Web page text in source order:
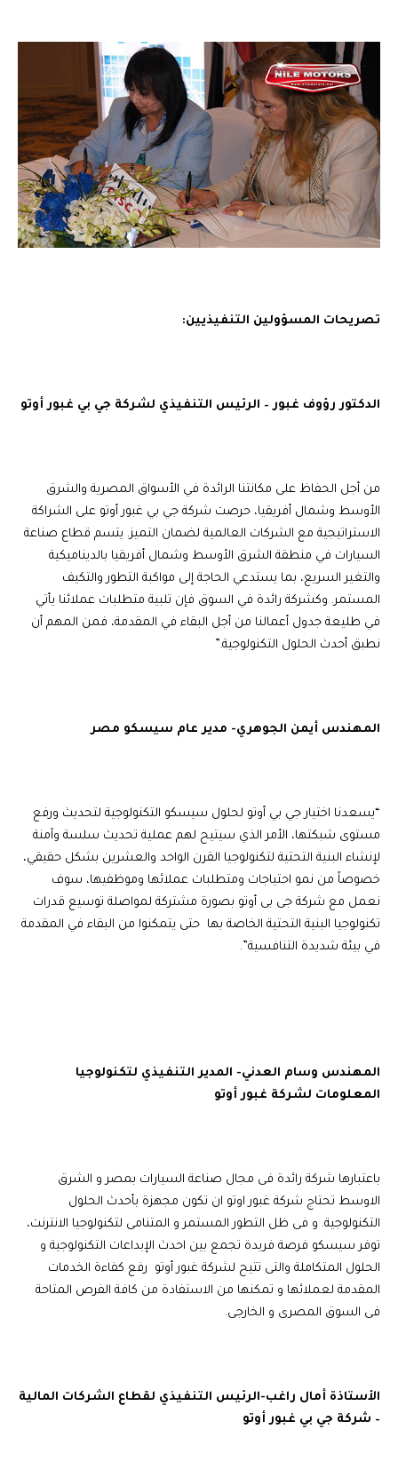
تصريحات المسؤولين التنفيذيين:
الدكتور رؤوف غبور – الرئيس التنفيذي لشركة جي بي غبور أوتو
من أجل الحفاظ على مكانتنا الرائدة في الأسواق المصرية والشرق
الأوسط وشمال أفريقيا، حرصت شركة جي بي غبور أوتو على الشراكة
الاستراتيجية مع الشركات العالمية لضمان التميز. يتسم قطاع صناعة
السيارات في منطقة الشرق الأوسط وشمال أفريقيا بالديناميكية
والتغير السريع، بما يستدعي الحاجة إلى مواكبة التطور والتكيف
المستمر. وكشركة رائدة في السوق فإن تلبية متطلبات عملائنا يأتي
في طليعة جدول أعمالنا من أجل البقاء في المقدمة، فمن المهم أن
نطبق أحدث الحلول التكنولوجية.”
المهندس أيمن الجوهري- مدير عام سيسكو مصر
“يسعدنا اختيار جي بي أوتو لحلول سيسكو التكنولوجية لتحديث ورفع
مستوى شبكتها، الأمر الذي سيتيح لهم عملية تحديث سلسة وآمنة
لإنشاء البنية التحتية لتكنولوجيا القرن الواحد والعشرين بشكل حقيقي،
خصوصاً من نمو احتياجات ومتطلبات عملائها وموظفيها، سوف
نعمل مع شركة جى بى أوتو بصورة مشتركة لمواصلة توسيع قدرات
تكنولوجيا البنية التحتية الخاصة بها حتى يتمكنوا من البقاء في المقدمة
في بيئة شديدة التنافسية”.
المهندس وسام العدني- المدير التنفيذي لتكنولوجيا
المعلومات لشركة غبور أوتو
باعتبارها شركة رائدة فى مجال صناعة السيارات بمصر و الشرق
الاوسط تحتاج شركة غبور اوتو ان تكون مجهزة بأحدث الحلول
التكنولوجية. و فى ظل التطور المستمر و المتنامى لتكنولوجيا الانترنت،
توفر سيسكو فرصة فريدة تجمع بين احدث الإبداعات التكنولوجية و
الحلول المتكاملة والتى تتيح لشركة غبور أوتو رفع كفاءة الخدمات
المقدمة لعملائها و تمكنها من الاستفادة من كافة الفرص المتاحة
فى السوق المصرى و الخارجى.
الأستاذة أمال راغب-الرئيس التنفيذي لقطاع الشركات المالية
– شركة جي بي غبور أوتو